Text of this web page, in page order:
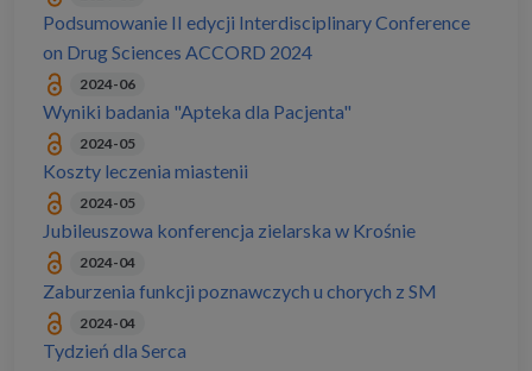
Podsumowanie II edycji Interdisciplinary Conference
on Drug Sciences ACCORD 2024
2024-06
Wyniki badania "Apteka dla Pacjenta"
2024-05
Koszty leczenia miastenii
2024-05
Jubileuszowa konferencja zielarska w Krośnie
2024-04
Zaburzenia funkcji poznawczych u chorych z SM
2024-04
Tydzień dla Serca